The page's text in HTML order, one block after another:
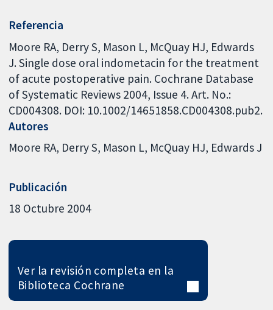
Referencia
Moore RA, Derry S, Mason L, McQuay HJ, Edwards
J. Single dose oral indometacin for the treatment
of acute postoperative pain. Cochrane Database
of Systematic Reviews 2004, Issue 4. Art. No.:
CD004308. DOI: 10.1002/14651858.CD004308.pub2.
Autores
Moore RA Derry S Mason L McQuay HJ Edwards J
Publicación
18 Octubre 2004
Ver la revisión completa en la
Biblioteca Cochrane